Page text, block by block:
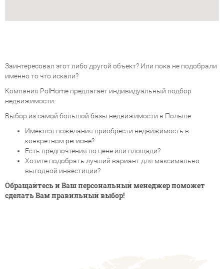
Заинтересовал этот либо другой объект? Или пока не подобрали
именно то что искали?
Компания PolHome предлагает индивидуальный подбор
недвижимости.
Выбор из самой большой базы недвижимости в Польше:
Имеются пожелания приобрести недвижимость в
конкретном регионе?
Есть предпочтения по цене или площади?
Хотите подобрать лучший вариант для максимально
выгодной инвестиции?
Обращайтесь и Ваш персональный менеджер поможет
сделать Вам правильный выбор!